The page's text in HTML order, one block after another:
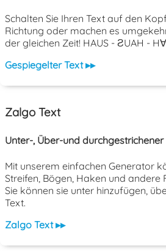
Schalten Sie Ihren Text auf den
Richtung oder machen es
der gleichen Zeit! HAUS - ƧUAH -
Gespiegelter Text ▸▸
Zalgo Text
Unter-, Über-und
Mit unserem einfachen Generator
Streifen, Bögen, Haken und andere
Sie können sie unter hinzufügen,
Text.
Zalgo Text ▸▸